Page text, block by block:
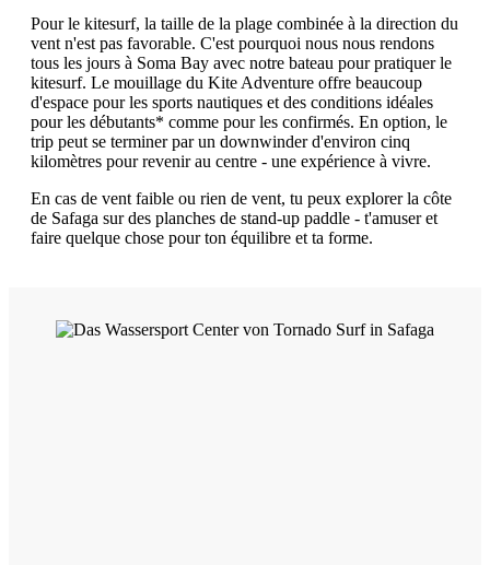
Pour le kitesurf, la taille de la plage combinée à la direction du
vent n'est pas favorable. C'est pourquoi nous nous rendons
tous les jours à Soma Bay avec notre bateau pour pratiquer le
kitesurf. Le mouillage du Kite Adventure offre beaucoup
d'espace pour les sports nautiques et des conditions idéales
pour les débutants* comme pour les confirmés. En option, le
trip peut se terminer par un downwinder d'environ cinq
kilomètres pour revenir au centre - une expérience à vivre.
En cas de vent faible ou rien de vent, tu peux explorer la côte
de Safaga sur des planches de stand-up paddle - t'amuser et
faire quelque chose pour ton équilibre et ta forme.